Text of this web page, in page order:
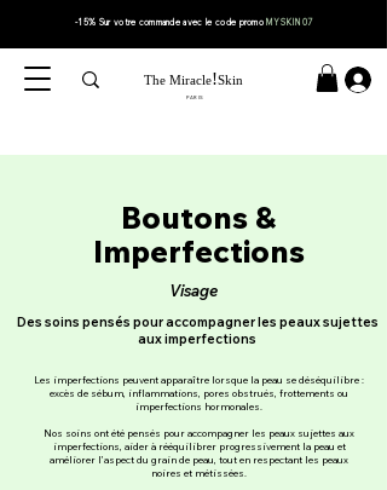
-15% Sur votrecommandeavec le code promoMYSKIN07
The Miracle!Skin
PARIS
Boutons &
Imperfections
Visage
Des soins pensés pouraccompagner les peaux sujettes
aux imperfections
Les imperfections peuvent apparaître lorsque la peau se déséquilibre :
excès de sébum, inflammations, pores obstrués, frottements ou
imperfections hormonales.
Nos soins ont été pensés pour accompagner les peaux sujettes aux
imperfections, aider à rééquilibrer progressivement la peau et
améliorer l’aspect du grain de peau, tout en respectant les peaux
noires et métissées.